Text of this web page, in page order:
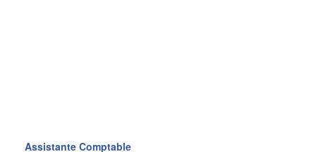
Assistante Comptable